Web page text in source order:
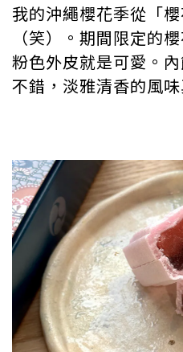
我的沖繩櫻花季從「
（笑）。期間限定的
粉色外皮就是可愛。
不錯，淡雅清香的風味